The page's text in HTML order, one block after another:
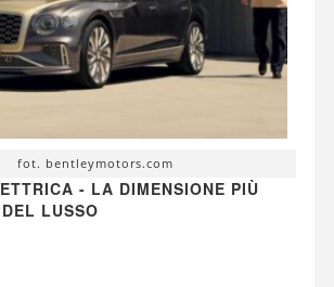
fot. bentleymotors.com
- LA DIMENSIONE PIÙ
LUSSO